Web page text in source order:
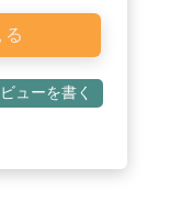
ューを書く